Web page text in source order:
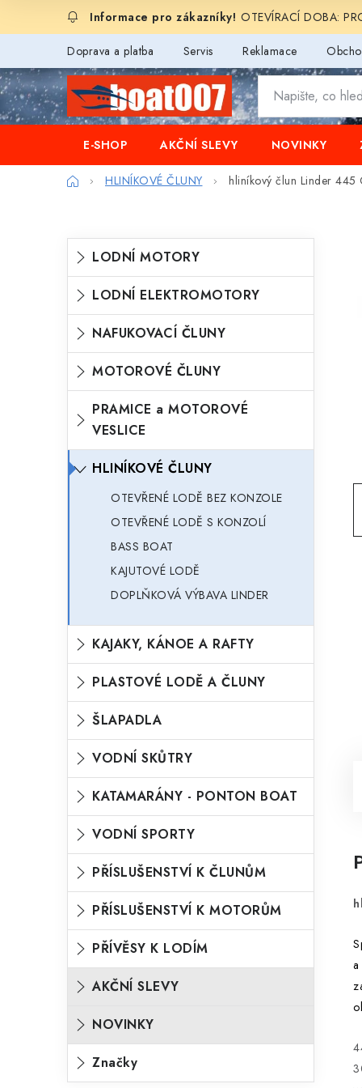
OTEVÍRACÍ DOBA:
Doprava a platba Servis Reklamace
E-SHOP AKČNÍ SLEVY NOVINKY
DomůHLINÍKOVÉ ČLUNY hliníkový člun Linder
P
o
t
a
n
n
p
a
Přeskočit
kategorie
K
a
e
g
o
e
LODNÍ MOTORY
LODNÍ ELEKTROMOTORY
NAFUKOVACÍ ČLUNY
MOTOROVÉ ČLUNY
PRAMICE a MOTOROVÉ
VESLICE
HLINÍKOVÉ ČLUNY
OTEVŘENÉ LODĚ BEZ KONZOLE
OTEVŘENÉ LODĚ S KONZOLÍ
BASS BOAT
KAJUTOVÉ LODĚ
DOPLŇKOVÁ VÝBAVA LINDER
KAJAKY, KÁNOE A RAFTY
PLASTOVÉ LODĚ A ČLUNY
ŠLAPADLA
VODNÍ SKŮTRY
KATAMARÁNY - PONTON BOAT
VODNÍ SPORTY
PŘÍSLUŠENSTVÍ K ČLUNŮM
PŘÍSLUŠENSTVÍ K MOTORŮM
PŘÍVĚSY K LODÍM
AKČNÍ SLEVY
NOVINKY
Značky